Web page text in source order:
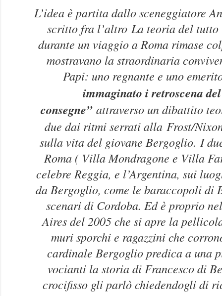
L’idea è partita dallo sceneggiatore
scritto fra l’altro La teoria del tutto
durante un viaggio a Roma rimase
mostravano la straordinaria
Papi: uno regnante e uno
immaginato i retroscena
consegne”attraverso un dibattito
due dai ritmi serrati alla Frost/
sulla vita del giovane Bergoglio. I
Roma ( Villa Mondragone e Villa
celebre Reggia, e l’Argentina, sui
da Bergoglio, come le baraccopoli di
scenari di Cordoba. Ed è proprio
Aires del 2005 che si apre la
muri sporchi e ragazzini che
cardinale Bergoglio predica a una
vocianti la storia di Francesco di
crocifisso gli parlò chiedendogli di